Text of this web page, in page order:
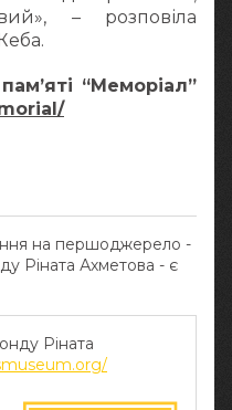
– розповіла
“Меморіал”
на першоджерело -
Ріната Ахметова - є
Ріната